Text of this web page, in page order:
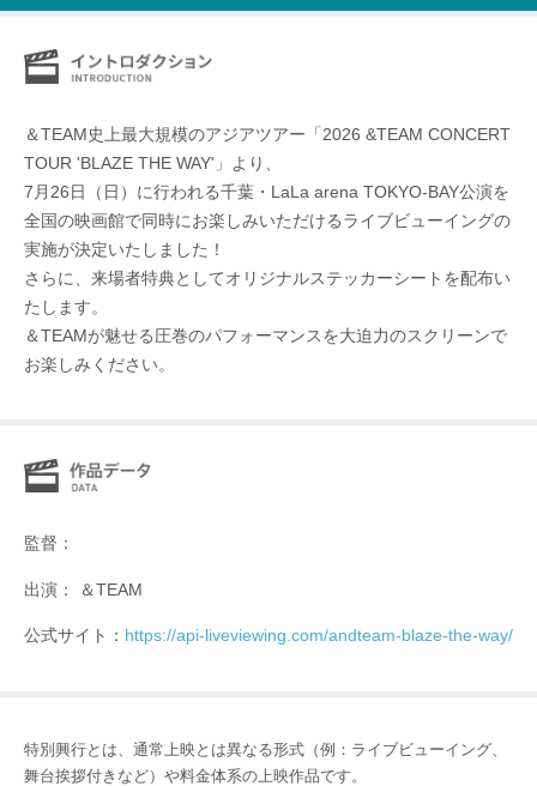
＆TEAM史上最大規模のアジアツアー「2026 &TEAM CONCERT
TOUR 'BLAZE THE WAY'」より、
7月26日（日）に行われる千葉・LaLa arena TOKYO-BAY公演を
全国の映画館で同時にお楽しみいただけるライブビューイングの
実施が決定いたしました！
さらに、来場者特典としてオリジナルステッカーシートを配布い
たします。
＆TEAMが魅せる圧巻のパフォーマンスを大迫力のスクリーンで
お楽しみください。
監督：
出演： ＆TEAM
公式サイト： https://api-liveviewing.com/andteam-blaze-the-way/
特別興行とは、通常上映とは異なる形式（例：ライブビューイング、
舞台挨拶付きなど）や料金体系の上映作品です。